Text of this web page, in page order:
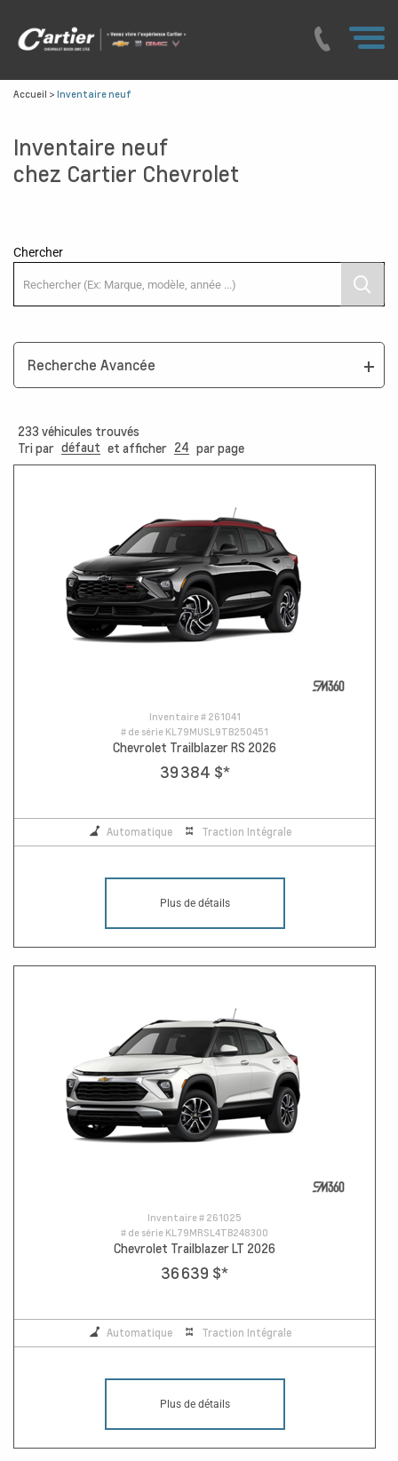
Accueil > Inventaire neuf
Inventaire neuf
chez Cartier Chevrolet
Chercher
Recherche Avancée
233 véhicules trouvés
Tri par défaut et afficher 24 par page
Inventaire # 261041
# de série KL79MUSL9TB250451
Chevrolet Trailblazer RS 2026
39 384 $*
Automatique Traction Intégrale
Plus de détails
Inventaire # 261025
# de série KL79MRSL4TB248300
Chevrolet Trailblazer LT 2026
36 639 $*
Automatique Traction Intégrale
Plus de détails